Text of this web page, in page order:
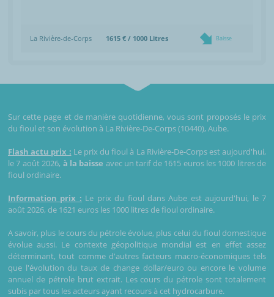
La Rivière-de-Corps 1615 € / 1000 Litres Baisse
Sur cette page et de manière quotidienne, vous sont proposés le prix
du fioul et son évolution à La Rivière-De-Corps (10440), Aube.
Flash actu prix : Le prix du fioul à La Rivière-De-Corps est aujourd'hui,
le 7 août 2026, à la baisse avec un tarif de 1615 euros les 1000 litres de
fioul ordinaire.
Information prix : Le prix du fioul dans Aube est aujourd'hui, le 7
août 2026, de 1621 euros les 1000 litres de fioul ordinaire.
A savoir, plus le cours du pétrole évolue, plus celui du fioul domestique
évolue aussi. Le contexte géopolitique mondial est en effet assez
déterminant, tout comme d'autres facteurs macro-économiques tels
que l'évolution du taux de change dollar/euro ou encore le volume
annuel de pétrole brut extrait. Les cours du pétrole sont totalement
subis par tous les acteurs ayant recours à cet hydrocarbure.